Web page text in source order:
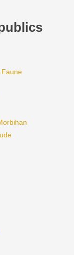
Faune